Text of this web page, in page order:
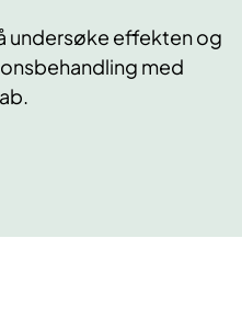
undersøke effekten og
med